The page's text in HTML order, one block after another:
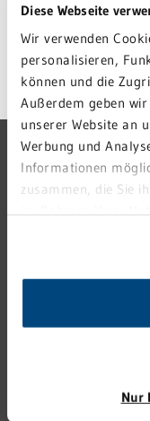
Diese Webseite
Wir verwenden
personalisieren,
können und die
Außerdem geben
unserer Website an
Werbung und
Informationen
zusammen, die Sie
Nur
ZURÜCK ZUR
GRN-VERBUND
GRN 4 FUTURE
PRESSE
IMPRESSUM
DATENSCHUTZ